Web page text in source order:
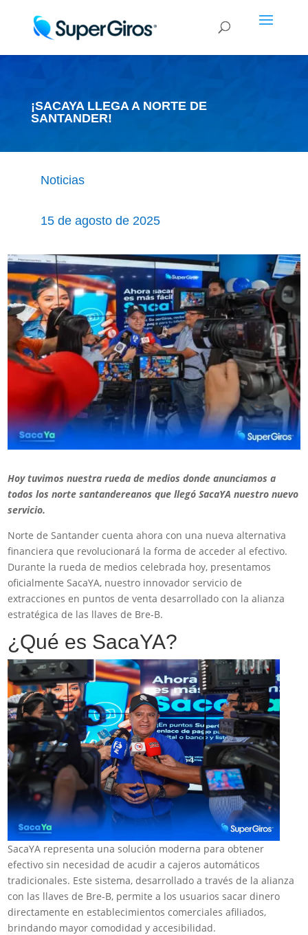
¡SACAYA LLEGA A NORTE DE
SANTANDER!
Noticias
15 de agosto de 2025
Hoy tuvimos nuestra rueda de medios donde anunciamos a
todos los norte santandereanos que llegó SacaYA nuestro nuevo
servicio.
Norte de Santander cuenta ahora con una nueva alternativa
financiera que revolucionará la forma de acceder al efectivo.
Durante la rueda de medios celebrada hoy, presentamos
oficialmente SacaYA, nuestro innovador servicio de
extracciones en puntos de venta desarrollado con la alianza
estratégica de las llaves de Bre-B.
¿Qué es SacaYA?
SacaYA representa una solución moderna para obtener
efectivo sin necesidad de acudir a cajeros automáticos
tradicionales. Este sistema, desarrollado a través de la alianza
con las llaves de Bre-B, permite a los usuarios sacar dinero
directamente en establecimientos comerciales afiliados,
brindando mayor comodidad y accesibilidad.